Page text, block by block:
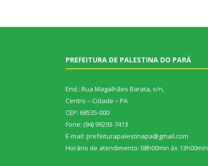
PREFEITURA DE PALESTINA DO PARÁ
End.: Rua Magalhães Barata, s/n,
Centro – Cidade – PA
CEP: 68535-000
Fone: (94) 99293-7413
E-mail: prefeiturapalestinapa@gmail.com
Horário de atendimento: 08h00min às 13h00min